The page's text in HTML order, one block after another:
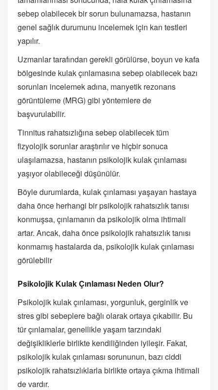
sebep olabilecek bir sorun bulunamazsa, hastanın
genel sağlık durumunu incelemek için kan testleri
yapılır.
Uzmanlar tarafından gerekli görülürse, boyun ve kafa
bölgesinde kulak çınlamasına sebep olabilecek bazı
sorunları incelemek adına, manyetik rezonans
görüntüleme (MRG) gibi yöntemlere de
başvurulabilir.
Tinnitus rahatsızlığına sebep olabilecek tüm
fizyolojik sorunlar araştırılır ve hiçbir sonuca
ulaşılamazsa, hastanın psikolojik kulak çınlaması
yaşıyor olabileceği düşünülür.
Böyle durumlarda, kulak çınlaması yaşayan hastaya
daha önce herhangi bir psikolojik rahatsızlık tanısı
konmuşsa, çınlamanın da psikolojik olma ihtimali
artar. Ancak, daha önce psikolojik rahatsızlık tanısı
konmamış hastalarda da, psikolojik kulak çınlaması
görülebilir
Psikolojik Kulak Çınlaması Neden Olur?
Psikolojik kulak çınlaması, yorgunluk, gerginlik ve
stres gibi sebeplere bağlı olarak ortaya çıkabilir. Bu
tür çınlamalar, genellikle yaşam tarzındaki
değişikliklerle birlikte kendiliğinden iyileşir. Fakat,
psikolojik kulak çınlaması sorununun, bazı ciddi
psikolojik rahatsızlıklarla birlikte ortaya çıkma ihtimali
de vardır.